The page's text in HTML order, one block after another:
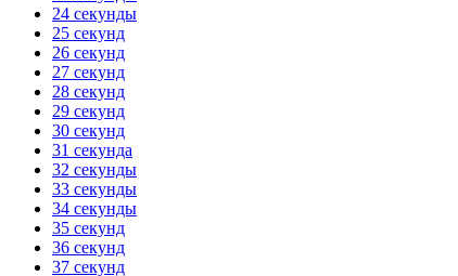
24 секунды
25 секунд
26 секунд
27 секунд
28 секунд
29 секунд
30 секунд
31 секунда
32 секунды
33 секунды
34 секунды
35 секунд
36 секунд
37 секунд